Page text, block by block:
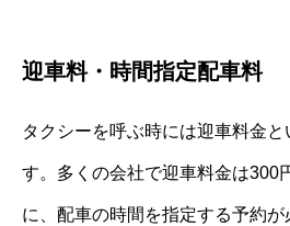
迎車料・時間指定配車料
タクシーを呼ぶ時には迎車料金と
す。多くの会社で迎車料金は300
に、配車の時間を指定する予約